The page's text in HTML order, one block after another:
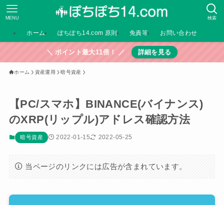
検索
MENU
ホーム ぽちぽち14.com 原則 免責等 お問い合わせ
＼ ポイント最大11倍！ ／ 詳細を見る
ホーム 資産運用 暗号資産
【PC/スマホ】BINANCE(バイナンス)
のXRP(リップル)アドレス確認方法
暗号資産 2022-01-15 2022-05-25
当ページのリンクには広告が含まれています。